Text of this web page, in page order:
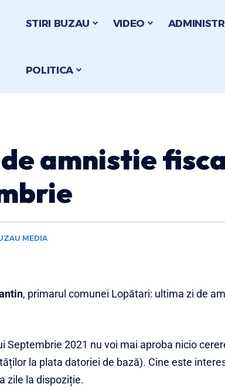
STIRI BUZAU VIDEO
POLITICA
amnistie
MEDIA
, primarul comunei Lopătari: ultima zi de
Septembrie 2021 nu voi mai aproba nicio
la plata datoriei de bază). Cine este
zile la dispoziție.